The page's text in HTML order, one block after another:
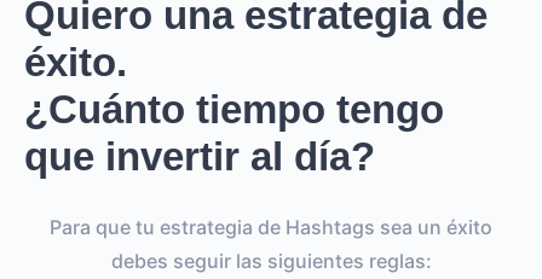
Quiero una estrategia de
éxito.
¿Cuánto tiempo tengo
que invertir al día?
Para que tu estrategia de Hashtags sea un éxito
debes seguir las siguientes reglas: